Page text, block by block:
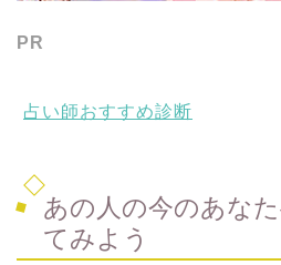
PR
占い師おすすめ診断
あの人の今のあな
てみよう